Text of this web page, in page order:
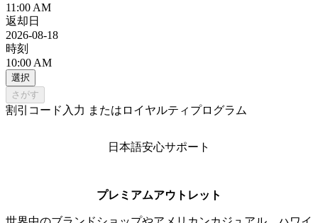
11:00 AM
返却日
2026-08-18
時刻
10:00 AM
選択
さがす
割引コード入力 またはロイヤルティプログラム
日本語安心サポート
プレミアムアウトレット